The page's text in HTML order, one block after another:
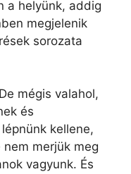
a helyünk, addig
megjelenik
sorozata
mégis valahol,
és
kellene,
merjük meg
vagyunk. És